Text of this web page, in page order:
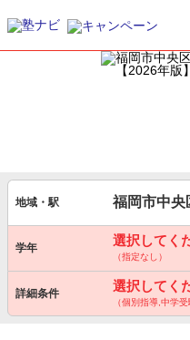
地域・駅 福岡市中央
学年 選択してく
（指定なし）
詳細条件 選択してく
（個別指導,中学